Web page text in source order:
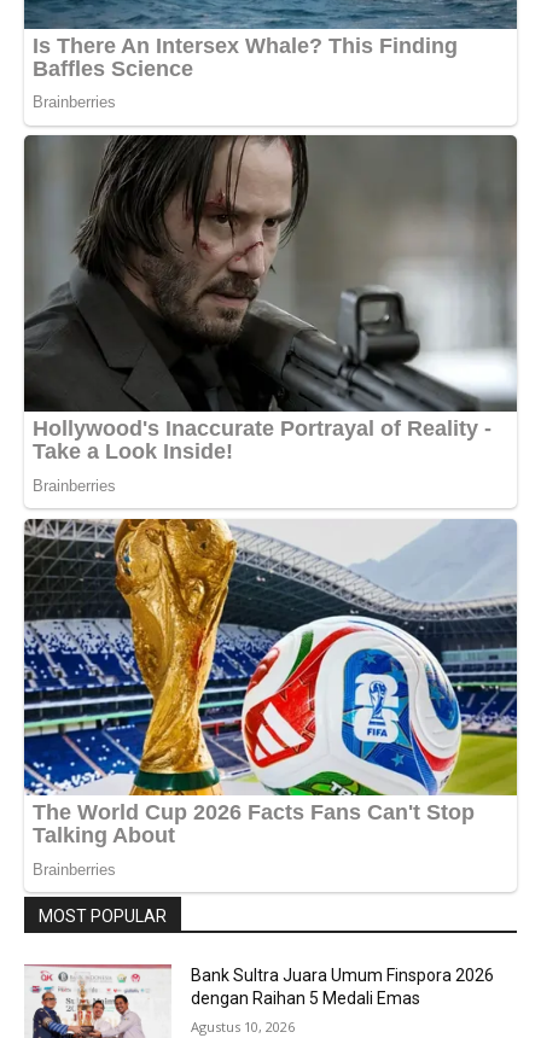
MOST POPULAR
Bank Sultra Juara Umum Finspora 2026
dengan Raihan 5 Medali Emas
Agustus 10, 2026